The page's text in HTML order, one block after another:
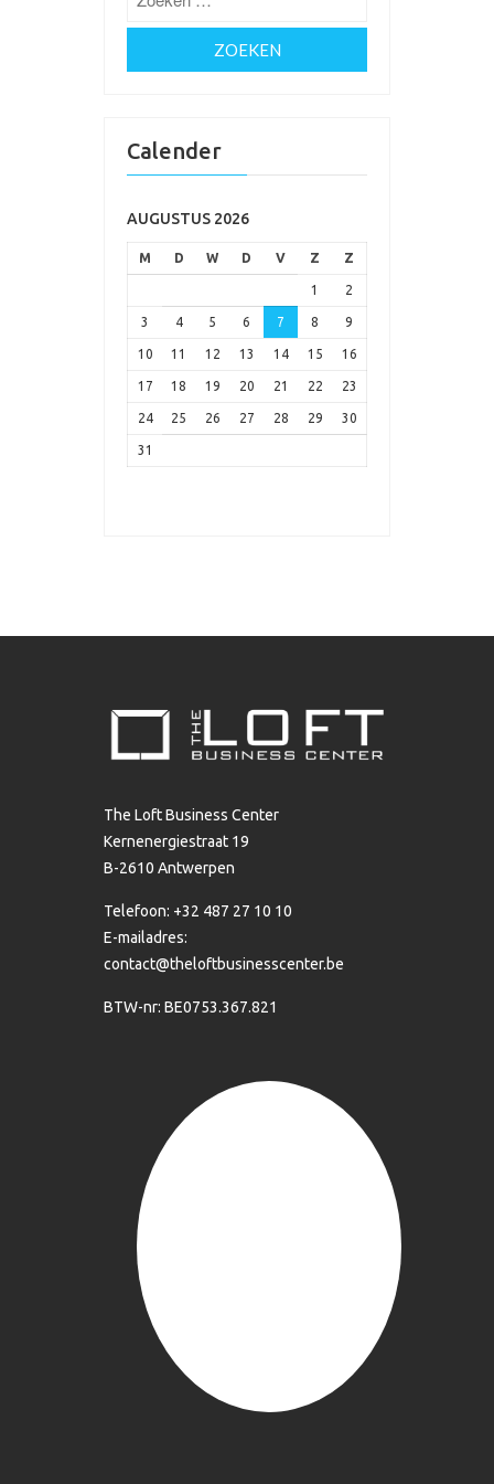
Calender
AUGUSTUS 2026
M D W D V Z Z
1 2
3 4 5 6 7 8 9
10 11 12 13 14 15 16
17 18 19 20 21 22 23
24 25 26 27 28 29 30
31
The Loft Business Center
Kernenergiestraat 19
B-2610 Antwerpen
Telefoon: +32 487 27 10 10
E-mailadres:
contact@theloftbusinesscenter.be
BTW-nr: BE0753.367.821